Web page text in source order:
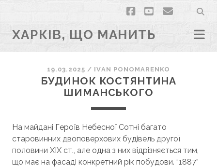
facebook
youtubeemail
ХАРКІВ, ЩО МАНИТЬ
19.03.2025 / ІVAN PONOMARENKO
БУДИНОК КОСТЯНТИНА
ШИМАНСЬКОГО
На майдані Героїв Небесної Сотні багато
старовинних двоповерхових будівель другої
половини ХIХ ст., але одна з них відрізняється тим,
що має на фасаді конкретний рік побудови. “1887”